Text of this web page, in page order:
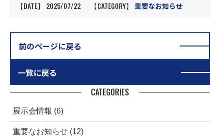
【DATE】 2025/07/22 【CATEGORY】 重要なお知らせ
前のページに戻る
一覧に戻る
CATEGORIES
展示会情報 (6)
重要なお知らせ (12)